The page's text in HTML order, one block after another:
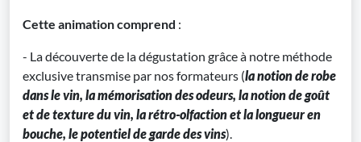
Cette animation comprend :
- La découverte de la dégustation grâce à notre méthode
exclusive transmise par nos formateurs (la notion de robe
dans le vin, la mémorisation des odeurs, la notion de goût
et de texture du vin, la rétro-olfaction et la longueur en
bouche, le potentiel de garde des vins).